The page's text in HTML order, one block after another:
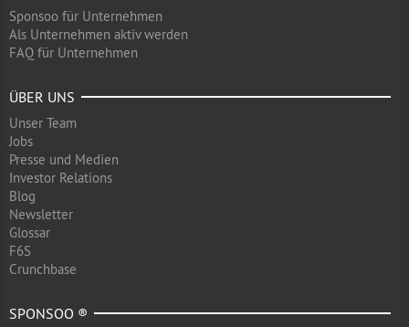
Sponsoo für Unternehmen
Als Unternehmen aktiv werden
FAQ für Unternehmen
ÜBER UNS
Unser Team
Jobs
Presse und Medien
Investor Relations
Blog
Newsletter
Glossar
F6S
Crunchbase
SPONSOO ®